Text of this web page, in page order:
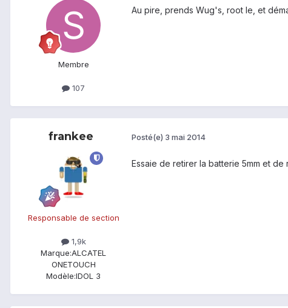
Membre
107
Au pire, prends Wug's, root le, et
frankee
Responsable de section
1,9k
Marque:ALCATEL
ONETOUCH
Modèle:IDOL 3
Posté(e) 3 mai 2014
Essaie de retirer la batterie 5mm et